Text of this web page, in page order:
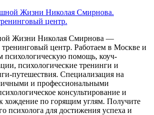
Жизни Николая Смирнова —
центр. Работаем в Москве и
психологическую помощь, коуч-
психологические тренинги и
путешествия. Специализация на
и профессиональными
консультирование и
хождение по горящим углям. Получите
психолога для достижения успеха и